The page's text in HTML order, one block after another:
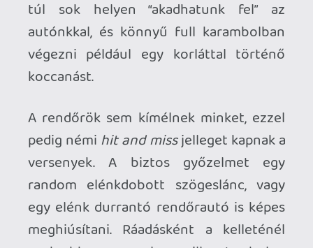
2012.11.21 22:16:12 #011k2
Nagyon szépen köszönöm az infót. Holnap
meg is veszem 🙂
Allitolag egy-ket event kimaradt a
nagygepes verziokhoz kepest, de nem
tudom, hogy mik azok, nem csinaltam
osszehasonlitast, es mashol sem lattam
semmit ezzel kapcsolatban. Van egy par
Vita-exkluziv verseny, azokon barmelyik
jargannyal indulhatsz. A pontos szamot
nem tudom, a normal kampanyra
koncentraltam eddig. A multi 4 emberes,